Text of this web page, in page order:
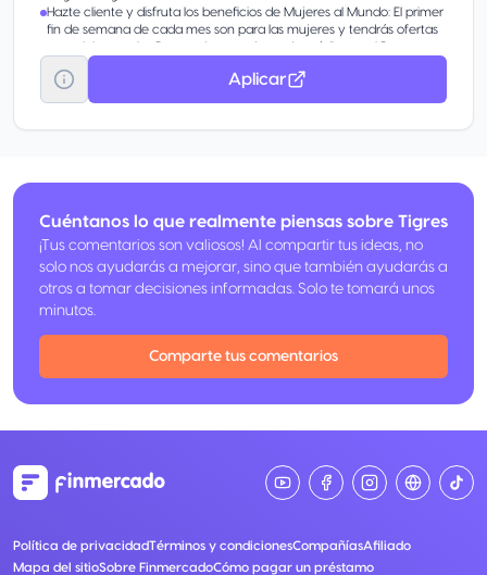
Hazte cliente y disfruta los beneficios de Mujeres al Mundo: El primer
fin de semana de cada mes son para las mujeres y tendrás ofertas
especiales con los Puntos de tus tarjetas de crédito en el Programa
Más HSBC. Además, obtén 45% de descuento en el diplomado
Mujeres al Mundo de la Anáhuac.Aplicar
Cuéntanos lo que realmente piensas sobre Tigres
¡Tus comentarios son valiosos! Al compartir tus ideas, no
solo nos ayudarás a mejorar, sino que también ayudarás a
otros a tomar decisiones informadas. Solo te tomará unos
minutos.
Comparte tus comentarios
Política de privacidadTérminos y condicionesCompañíasAfiliado
Mapa del sitioSobre FinmercadoCómo pagar un préstamo